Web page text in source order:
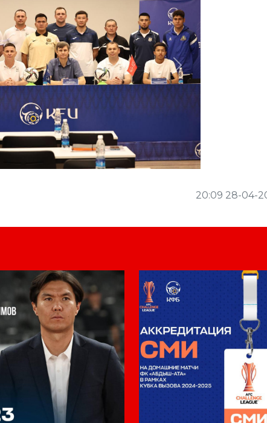
Next
20:09 28-04-